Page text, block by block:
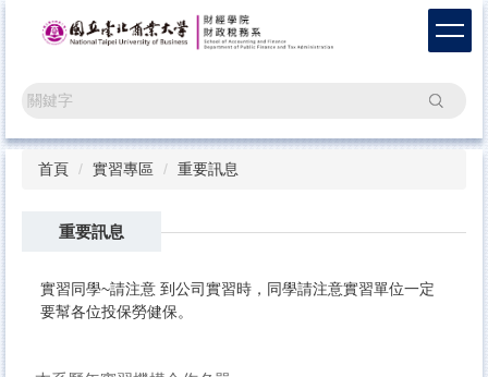
區
搜尋
首頁 實習專區 重要訊息
重要訊息
實習同學~請注意 到公司實習時，同學請注意實習單位一定
要幫各位投保勞健保。